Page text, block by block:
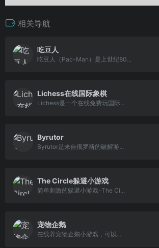
相关导航
吃豆人
吃豆人（Pac-Man）是上世纪80...
Lichess在线国际象棋
Lichess是一个在线免费玩国际...
Byrutor
Byrutor是来自俄罗斯的破解游...
The Circle躲避小游戏
简单刺激的躲避小游戏-The Ci...
宠物企鹅
在线养宠物企鹅小游戏，可以...